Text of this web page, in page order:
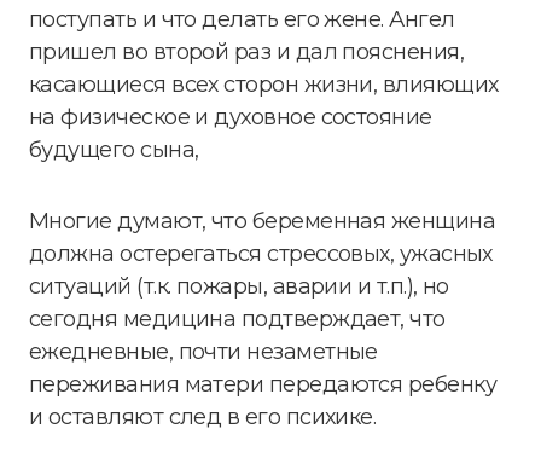
поступать и что делать его жене. Ангел
пришел во второй раз и дал пояснения,
касающиеся всех сторон жизни, влияющих
на физическое и духовное состояние
будущего сына,
Многие думают, что беременная женщина
должна остерегаться стрессовых, ужасных
ситуаций (т.к. пожары, аварии и т.п.), но
сегодня медицина подтверждает, что
ежедневные, почти незаметные
переживания матери передаются ребенку
и оставляют след в его психике.